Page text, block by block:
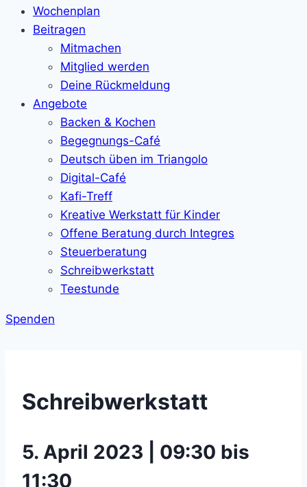
Wochenplan
Beitragen
Mitmachen
Mitglied werden
Deine Rückmeldung
Angebote
Backen & Kochen
Begegnungs-Café
Deutsch üben im Triangolo
Digital-Café
Kafi-Treff
Kreative Werkstatt für Kinder
Offene Beratung durch Integres
Steuerberatung
Schreibwerkstatt
Teestunde
Spenden
Schreibwerkstatt
5. April 2023 | 09:30 bis
11:30